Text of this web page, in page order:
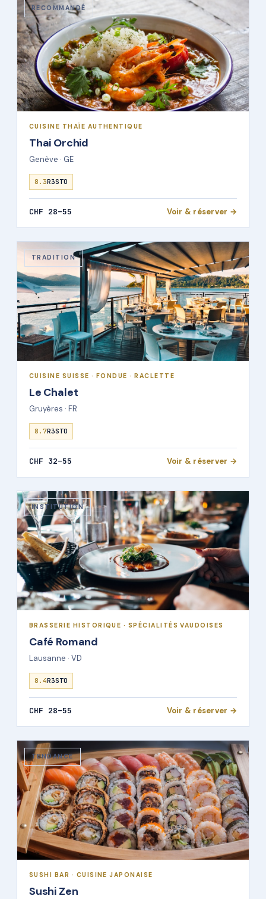
RECOMMANDÉ
CUISINE THAÏE AUTHENTIQUE
Thai Orchid
Genève · GE
8.3R3STO
CHF 28–55 Voir & réserver →
TRADITION
CUISINE SUISSE · FONDUE · RACLETTE
Le Chalet
Gruyères · FR
8.7R3STO
CHF 32–55 Voir & réserver →
INSTITUTION
BRASSERIE HISTORIQUE · SPÉCIALITÉS VAUDOISES
Café Romand
Lausanne · VD
8.4R3STO
CHF 28–55 Voir & réserver →
TENDANCE
SUSHI BAR · CUISINE JAPONAISE
Sushi Zen